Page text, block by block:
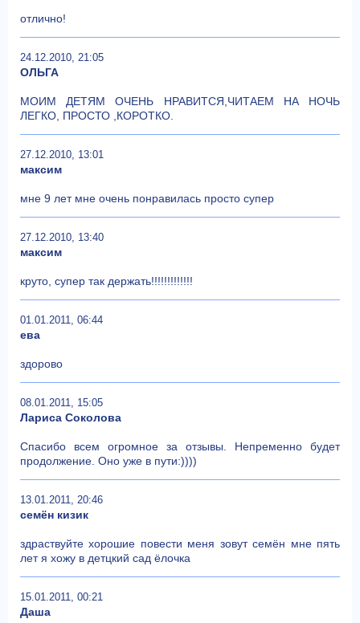
отлично!
24.12.2010, 21:05
ОЛЬГА
МОИМ ДЕТЯМ ОЧЕНЬ НРАВИТСЯ,ЧИТАЕМ НА НОЧЬ
ЛЕГКО, ПРОСТО ,КОРОТКО.
27.12.2010, 13:01
максим
мне 9 лет мне очень понравилась просто супер
27.12.2010, 13:40
максим
круто, супер так держать!!!!!!!!!!!!!
01.01.2011, 06:44
ева
здорово
08.01.2011, 15:05
Лариса Соколова
Спасибо всем огромное за отзывы. Непременно будет
продолжение. Оно уже в пути:))))
13.01.2011, 20:46
семён кизик
здраствуйте хорошие повести меня зовут семён мне пять
лет я хожу в детцкий сад ёлочка
15.01.2011, 00:21
Даша